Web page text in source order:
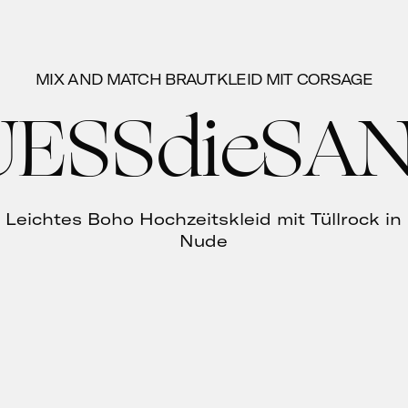
MIX AND MATCH BRAUTKLEID MIT CORSAGE
Leichtes Boho Hochzeitskleid mit Tüllrock in
Nude